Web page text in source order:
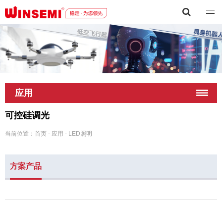
深圳市稳先微电子有限公司
应用
可控硅调光
当前位置： 首页 - 应用 - LED照明
方案产品